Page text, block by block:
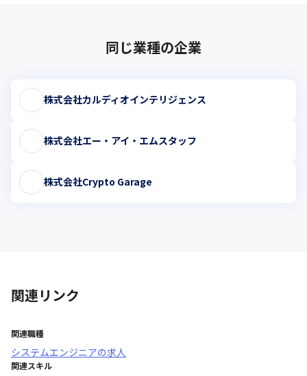
同じ業種の企業
株式会社カルディオインテリジェンス
株式会社エー・アイ・エムスタッフ
株式会社Crypto Garage
関連リンク
関連職種
システムエンジニアの求人
関連スキル